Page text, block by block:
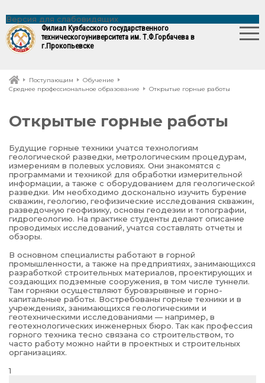
Версия для слабовидящих
Филиал Кузбасского государственного
техническогоуниверситета им. Т.Ф.Горбачева в
г.Прокопьевске
Поступающим
Обучение
Среднее профессиональное образование
Открытые горные работы
Открытые горные работы
Будущие горные техники учатся технологиям
геологической разведки, метрологическим процедурам,
измерениям в полевых условиях. Они знакомятся с
программами и техникой для обработки измерительной
информации, а также с оборудованием для геологической
разведки. Им необходимо досконально изучить бурение
скважин, геологию, геофизические исследования скважин,
разведочную геофизику, основы геодезии и топографии,
гидрогеологию. На практике студенты делают описание
проводимых исследований, учатся составлять отчеты и
обзоры.
В основном специалисты работают в горной
промышленности, а также на предприятиях, занимающихся
разработкой строительных материалов, проектирующих и
создающих подземные сооружения, в том числе туннели.
Там горняки осуществляют буровзрывные и горно-
капитальные работы. Востребованы горные техники и в
учреждениях, занимающихся геологическими и
геотехническими исследованиями — например, в
геотехнологических инженерных бюро. Так как профессия
горного техника тесно связана со строительством, то
часто работу можно найти в проектных и строительных
организациях.
1